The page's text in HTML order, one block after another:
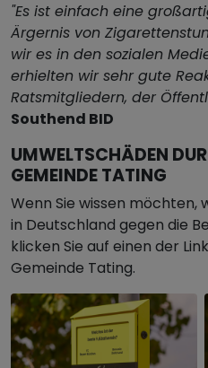
"Es ist einfach eine
Ärgernis von
wir es in den sozialen
erhielten wir sehr gute
Ratsmitgliedern, der
Southend BID
UMWELTSCHÄDEN
GEMEINDE TATING
Wenn Sie wissen möchten,
in Deutschland gegen die
klicken Sie auf einen der
Gemeinde Tating.